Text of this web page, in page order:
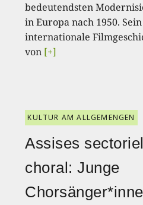
bedeutendsten
in Europa nach 1950.
internationale
von [+]
KULTUR AM ALLGEMENGEN
Assises
choral: Junge